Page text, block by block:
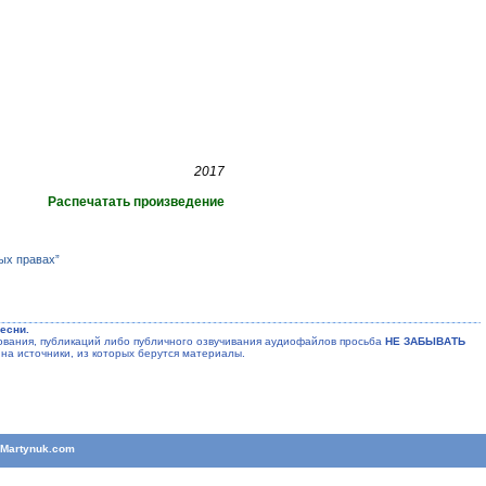
2017
Распечатать произведение
правах”
публикаций либо публичного озвучивания аудиофайлов просьба НЕ ЗАБЫВАТЬ
источники, из которых берутся материалы.
Martynuk.com